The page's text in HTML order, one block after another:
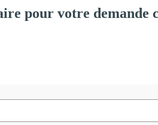
pour votre demande